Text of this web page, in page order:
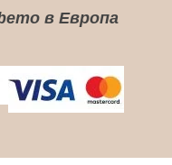
в Европа